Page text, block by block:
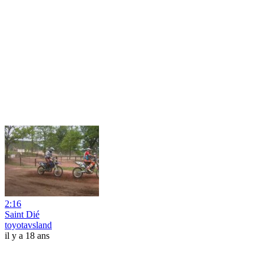
2:16
Saint Dié
toyotavsland
il y a 18 ans